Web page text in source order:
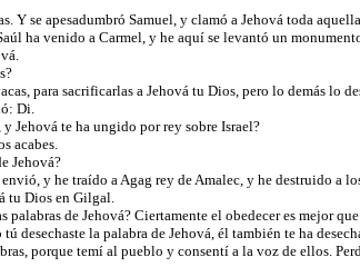
Y se apesadumbró Samuel, y clamó a Jehová toda
ha venido a Carmel, y he aquí se levantó un
para sacrificarlas a Jehová tu Dios, pero lo demás lo
Di.
Jehová te ha ungido por rey sobre Israel?
acabes.
Jehová?
y he traído a Agag rey de Amalec, y he destruido a
tu Dios en Gilgal.
de Jehová? Ciertamente el obedecer es mejor
la palabra de Jehová, él también te ha
porque temí al pueblo y consentí a la voz de ellos.